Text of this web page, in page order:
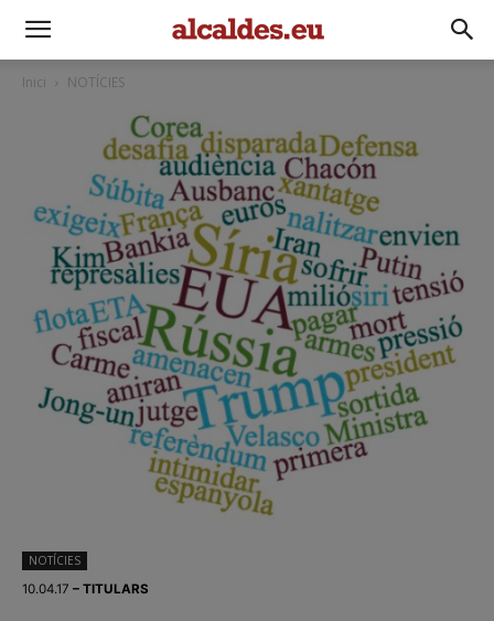
Inici NOTÍCIES
NOTÍCIES
10.04.17 – TITULARS